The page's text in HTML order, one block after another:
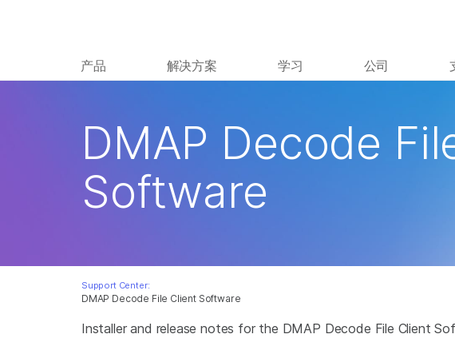
产品 解决方案 学习 公司
DMAP Decode File Client Software
DMAP Decode
Software
Support Center:
Installer and release notes for the DMAP Decode File Client
查看更多相关
农业基因组学
复杂疾病